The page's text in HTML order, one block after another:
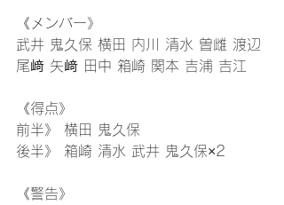
《メンバー》
武井 鬼久保 横田 内川 清水 曽雌 渡辺
尾﨑 矢﨑 田中 箱崎 関本 吉浦 吉江
《得点》
前半》 横田 鬼久保
後半》 箱崎 清水 武井 鬼久保×2
《警告》